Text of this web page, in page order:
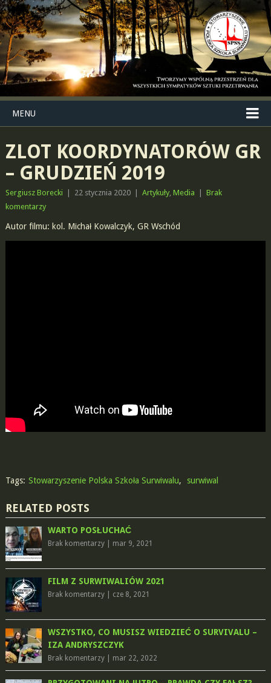
MENU
ZLOT KOORDYNATORÓW GR
– GRUDZIEŃ 2019
Sergiusz Borecki 22 stycznia 2020 Artykuły, Media
Brak
komentarzy
Autor filmu: kol. Michał Kowalczyk, GR Wschód
Tags: Stowarzyszenie Polska Szkoła Surwiwalu, surwiwal
RELATED POSTS
WARTO POSŁUCHAĆ
Brak komentarzy| mar 9, 2021
FILM Z SURWIWALIÓW 2021
Brak komentarzy| cze 8, 2021
WSZYSTKO, CO MUSISZ WIEDZIEĆ O SURVIVALU –
IZA ANDRYSZCZYK
Brak komentarzy| mar 22, 2022